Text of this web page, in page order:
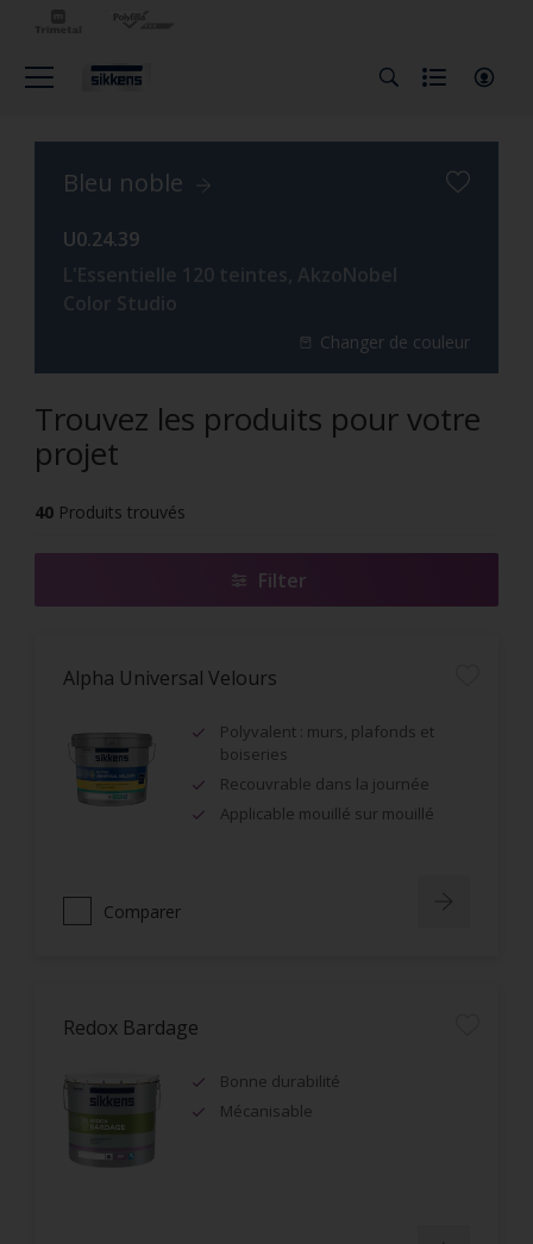
Bleu noble
U0.24.39
Changer de couleur
Trouvez les produits pour votre
projet
40 Produits trouvés
Filter
Alpha Universal Velours
Polyvalent : murs, plafonds et
boiseries
Recouvrable dans la journée
Applicable mouillé sur mouillé
Comparer
Redox Bardage
Bonne durabilité
Mécanisable